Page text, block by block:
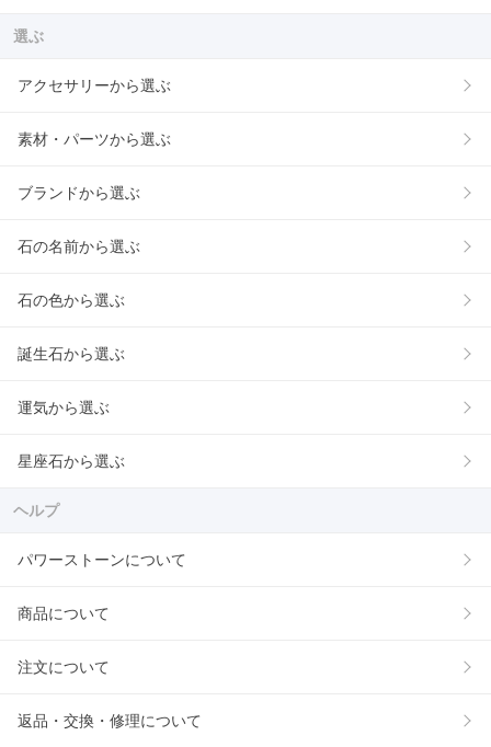
選ぶ
アクセサリーから選ぶ
素材・パーツから選ぶ
ブランドから選ぶ
石の名前から選ぶ
石の色から選ぶ
誕生石から選ぶ
運気から選ぶ
星座石から選ぶ
ヘルプ
パワーストーンについて
商品について
注文について
返品・交換・修理について